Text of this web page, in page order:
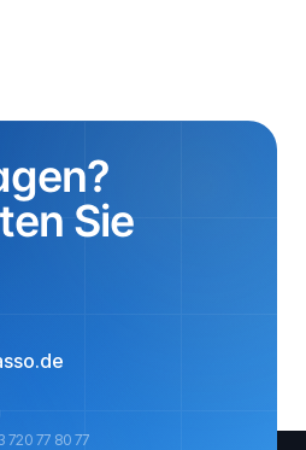
Sie
77 80 77